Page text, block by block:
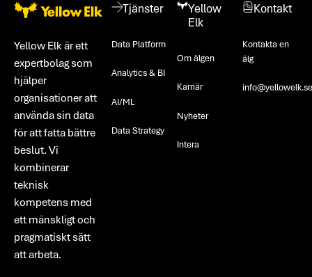
Yellow Elk är ett
expertbolag som
hjälper
organisationer att
använda sin data
för att fatta bättre
beslut. Vi
kombinerar
teknisk
kompetens med
ett mänskligt och
pragmatiskt sätt
att arbeta.
Tjänster
Data Platform
Analytics & BI
AI/ML
Data Strategy
Yellow
Elk
Om älgen
Karriär
Nyheter
Intera
Kontakt
Kontakta en
älg
info@yellowelk.se